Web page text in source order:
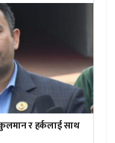
र हर्कलाई साथ